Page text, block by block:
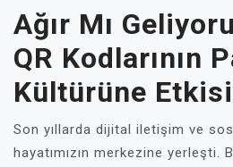
Ağır Mı
QR Kodlarının
Kültürüne Etkisi
Son yıllarda dijital iletişim ve
hayatımızın merkezine yerleşti.